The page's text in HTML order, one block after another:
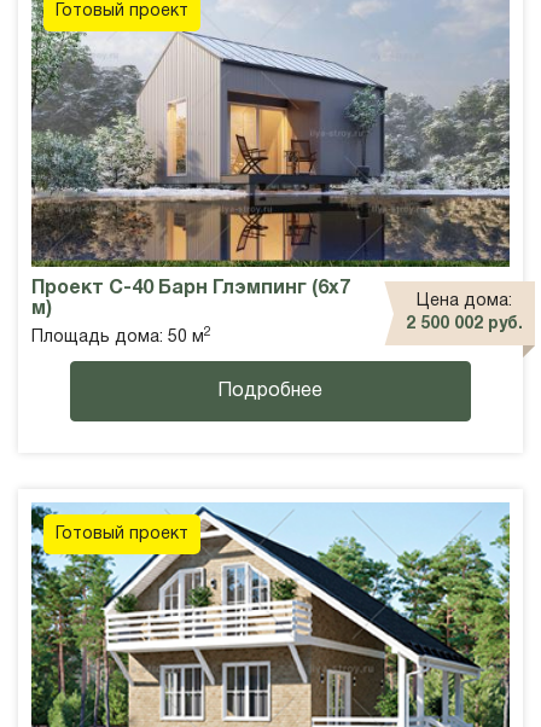
Готовый проект
Проект С-40 Барн Глэмпинг (6х7
м)
Площадь дома: 50 м2
Цена дома:
2 500 002 руб.
Подробнее
Готовый проект